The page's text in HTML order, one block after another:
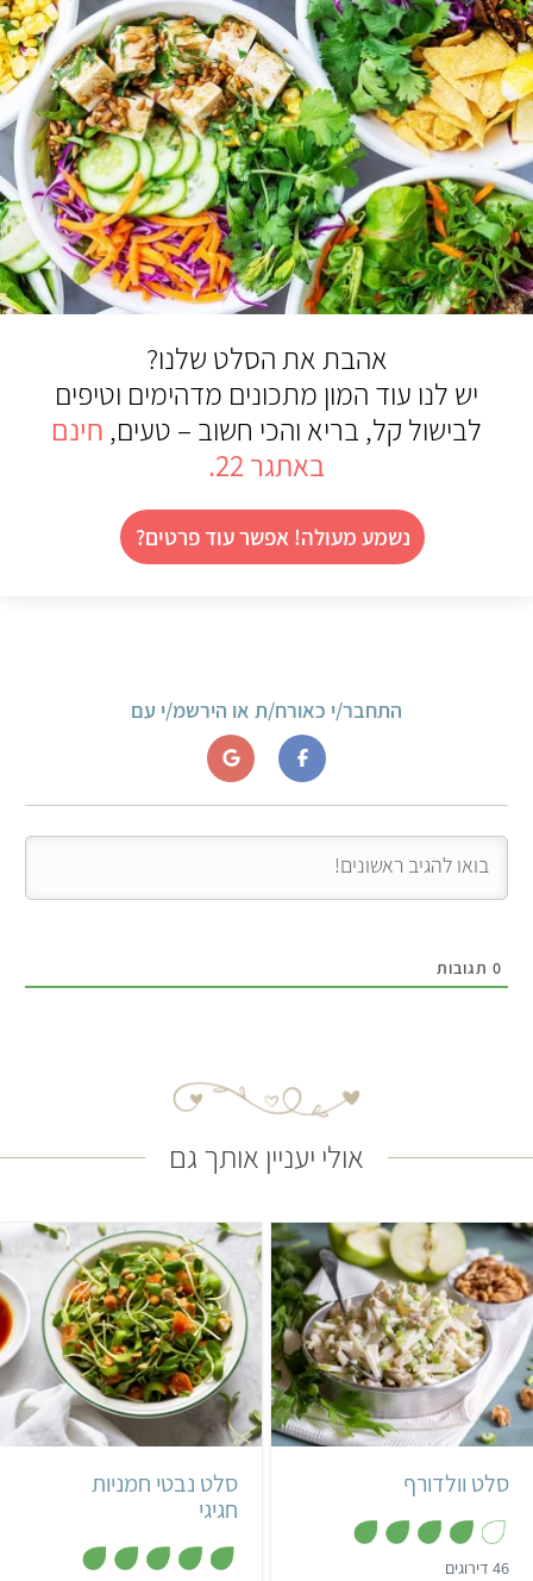
אהבת את הסלט שלנו?
יש לנו עוד המון מתכונים מדהימים וטיפים
לבישול קל, בריא והכי חשוב – טעים, חינם
באתגר 22.
נשמע מעולה! אפשר עוד פרטים?
התחבר/י כאורח/ת או הירשמ/י עם
0 תגובות
אולי יעניין אותך גם
קל 10 דקות
4 מנות אמריקאי
סלט וולדורף
46 דירוגים
קל שעה ו-10 דקות
סלט נבטי חמניות
חגיגי